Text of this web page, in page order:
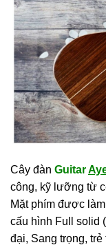
Cây đàn Guitar
công, kỹ lưỡng từ
Mặt phím được
cấu hình Full solid
đại, Sang trọng,